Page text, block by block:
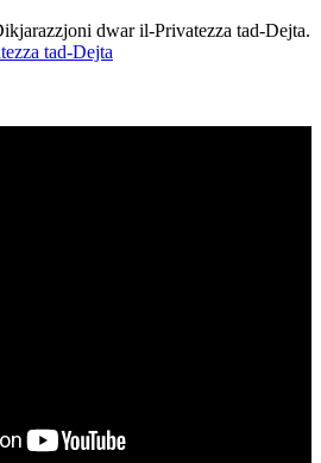
dwar il-Privatezza tad-Dejta.
tad-Dejta